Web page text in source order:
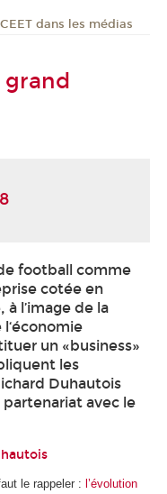
dans les médias
football comme
cotée en
à l’image de la
un «business»
les
Duhautois
avec le
le rappeler : l’évolution